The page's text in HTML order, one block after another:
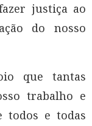
justiça ao
do nosso
que tantas
trabalho e
todos e todas